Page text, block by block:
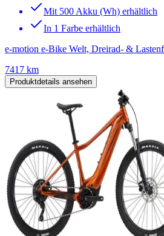
Mit 500 Akku (Wh) erhältlich
In 1 Farbe erhältlich
e-motion e-Bike Welt, Dreirad- &
7417 km
Produktdetails ansehen